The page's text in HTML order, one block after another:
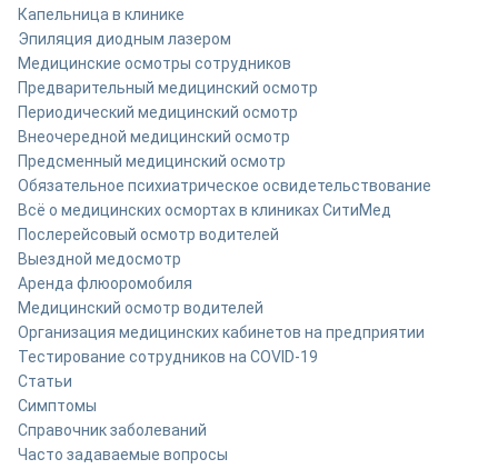
Капельница в клинике
Эпиляция диодным лазером
Медицинские осмотры сотрудников
Предварительный медицинский осмотр
Периодический медицинский осмотр
Внеочередной медицинский осмотр
Предсменный медицинский осмотр
Обязательное психиатрическое освидетельствование
Всё о медицинских осмортах в клиниках СитиМед
Послерейсовый осмотр водителей
Выездной медосмотр
Аренда флюоромобиля
Медицинский осмотр водителей
Организация медицинских кабинетов на предприятии
Тестирование сотрудников на COVID-19
Статьи
Симптомы
Справочник заболеваний
Часто задаваемые вопросы